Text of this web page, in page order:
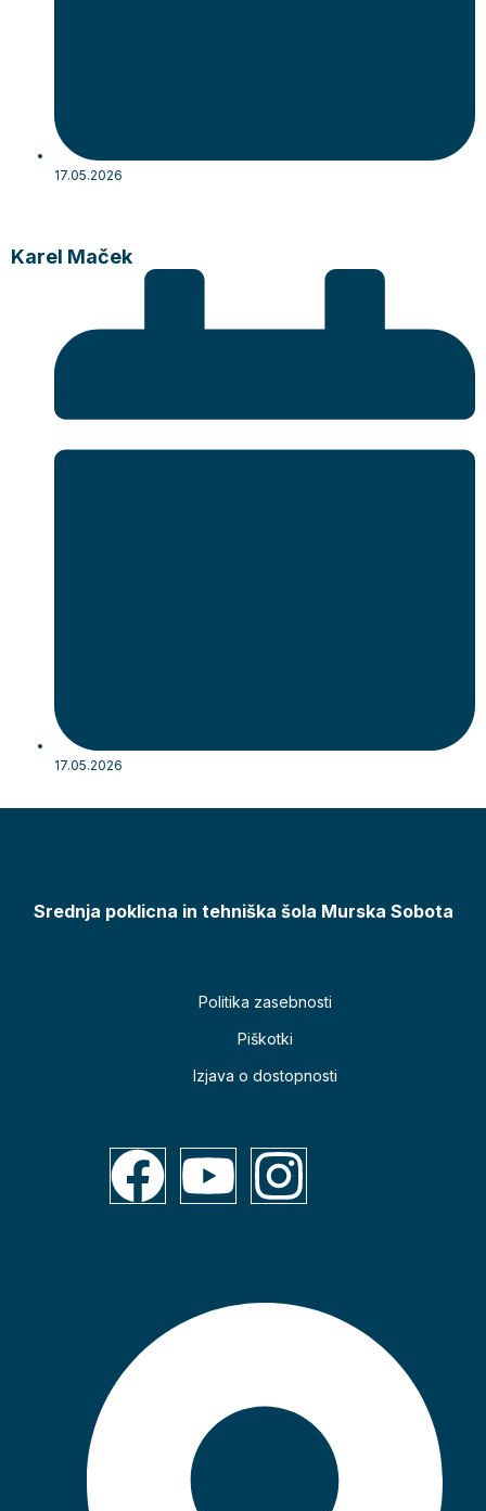
17.05.2026
Karel Maček
17.05.2026
Dominik Letnar
Srednja poklicna in tehniška šola Murska Sobota
Politika zasebnosti
Piškotki
Izjava o dostopnosti